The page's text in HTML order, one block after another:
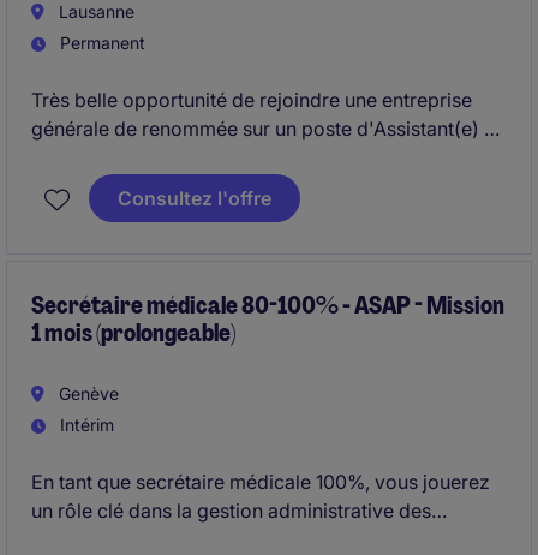
Lausanne
Permanent
Très belle opportunité de rejoindre une entreprise
générale de renommée sur un poste d'Assistant(e) de
Poste fixe à 100%
Consultez l'offre
Secrétaire médicale 80-100% - ASAP - Mission
1 mois (prolongeable)
Genève
Intérim
En tant que secrétaire médicale 100%, vous jouerez
un rôle clé dans la gestion administrative des